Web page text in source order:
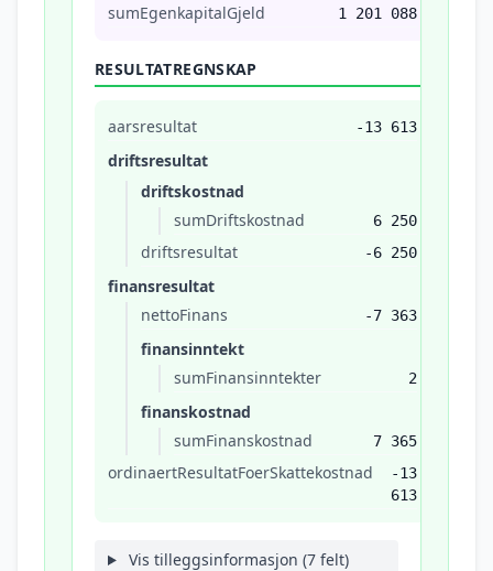
sumEgenkapitalGjeld 1 201 088
RESULTATREGNSKAP
aarsresultat -13 613
driftsresultat
driftskostnad
sumDriftskostnad
6 250
driftsresultat -6 250
finansresultat
nettoFinans
-7 363
finansinntekt
sumFinansinntekter
2
finanskostnad
sumFinanskostnad
7 365
ordinaertResultatFoerSkattekostnad
-13
613
Vis tilleggsinformasjon (7 felt)